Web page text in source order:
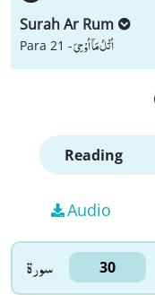
Surah Ar Rum
Para 21 -اُتْلُ مَاۤ اُوْحِیَ
Reading
Audio
سورۃ 30